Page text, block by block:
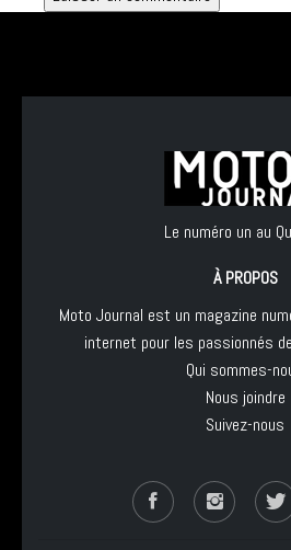
Le numéro un au
À PROPOS
Moto Journal est un magazine
internet pour les passionnés
Qui sommes-
Nous joindre
Suivez-nous